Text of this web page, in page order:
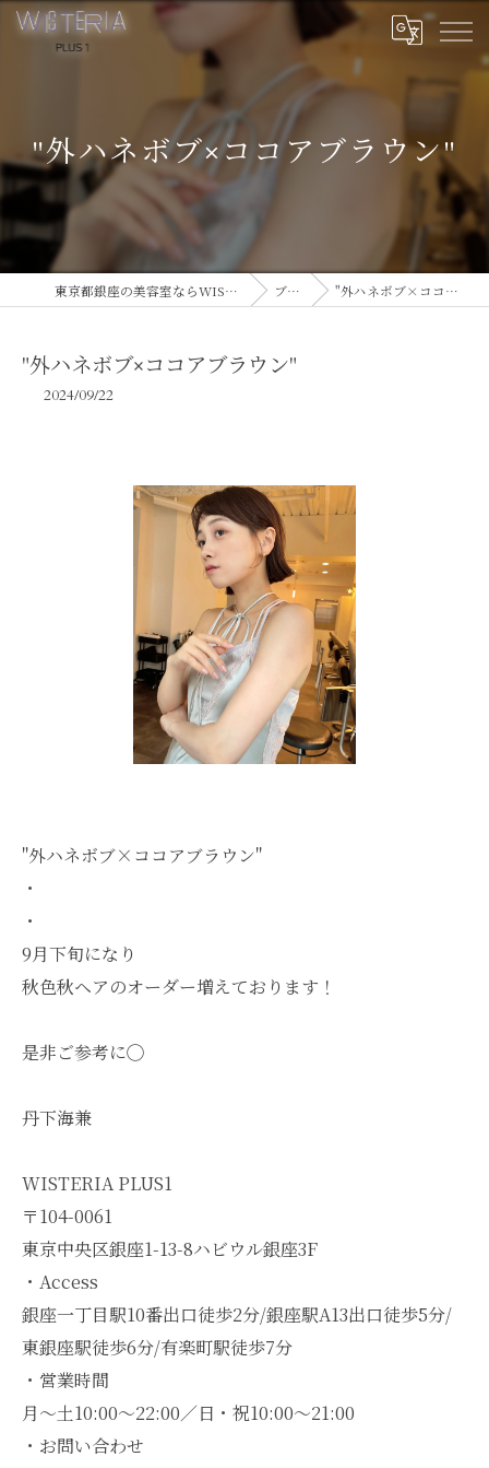
"外ハネボブ×ココアブラウン"
東京都銀座の美容室ならWISTERIA PLUS 1 ブログ "外ハネボブ×ココアブラウン"
"外ハネボブ×ココアブラウン"
2024/09/22
"外ハネボブ×ココアブラウン"
・
・
9月下旬になり
秋色秋ヘアのオーダー増えております！
是非ご参考に◯
丹下海兼
WISTERIA PLUS1
〒104-0061
東京中央区銀座1-13-8ハビウル銀座3F
・Access
銀座一丁目駅10番出口徒歩2分/銀座駅A13出口徒歩5分/
東銀座駅徒歩6分/有楽町駅徒歩7分
・営業時間
月～土10:00～22:00／日・祝10:00～21:00
・お問い合わせ